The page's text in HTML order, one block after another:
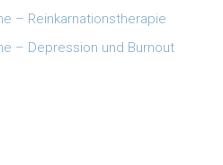
– Reinkarnationstherapie
– Depression und Burnout